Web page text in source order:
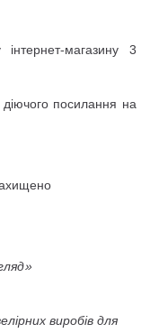
інтернет-магазину 3
діючого посилання на
виробів для